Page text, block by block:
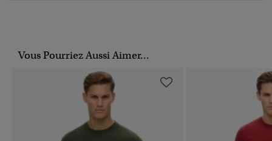
Vous Pourriez Aussi Aimer...